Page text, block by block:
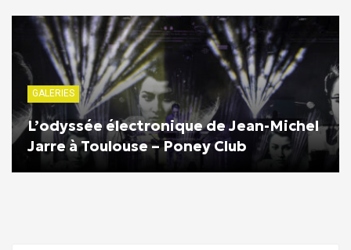
GALERIES
L’odyssée électronique de Jean-Michel
Jarre à Toulouse – Poney Club